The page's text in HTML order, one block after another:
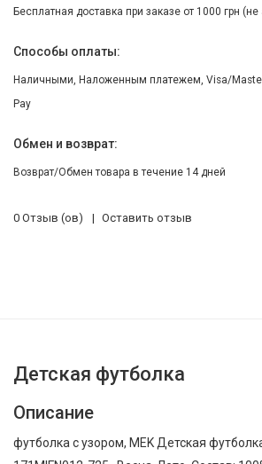
Бесплатная доставка при заказе от 1000 грн
Способы оплаты:
Наличными, Наложенным платежем, Visa/
Pay
Обмен и возврат:
Возврат/Обмен товара в течение 14 дней
0 Отзыв (ов) Оставить отзыв
Детская футболка
Описание
футболка с узором, MEK Детская